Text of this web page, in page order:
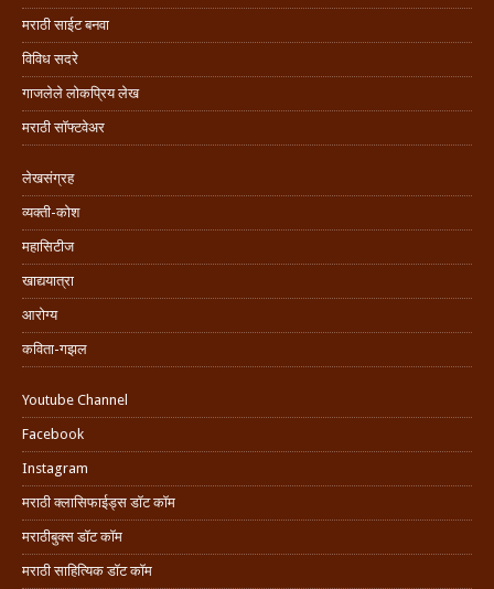
मराठी साईट बनवा
विविध सदरे
गाजलेले लोकप्रिय लेख
मराठी सॉफ्टवेअर
लेखसंग्रह
व्यक्ती-कोश
महासिटीज
खाद्ययात्रा
आरोग्य
कविता-गझल
Youtube Channel
Facebook
Instagram
मराठी क्लासिफाईड्स डॉट कॉम
मराठीबुक्स डॉट कॉम
मराठी साहित्यिक डॉट कॉम